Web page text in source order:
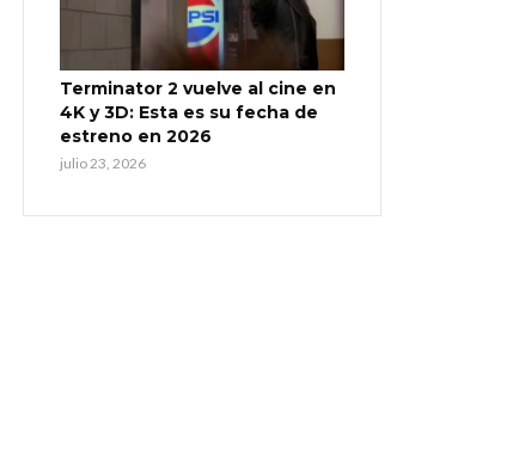
Terminator 2 vuelve al cine en
4K y 3D: Esta es su fecha de
estreno en 2026
julio 23, 2026